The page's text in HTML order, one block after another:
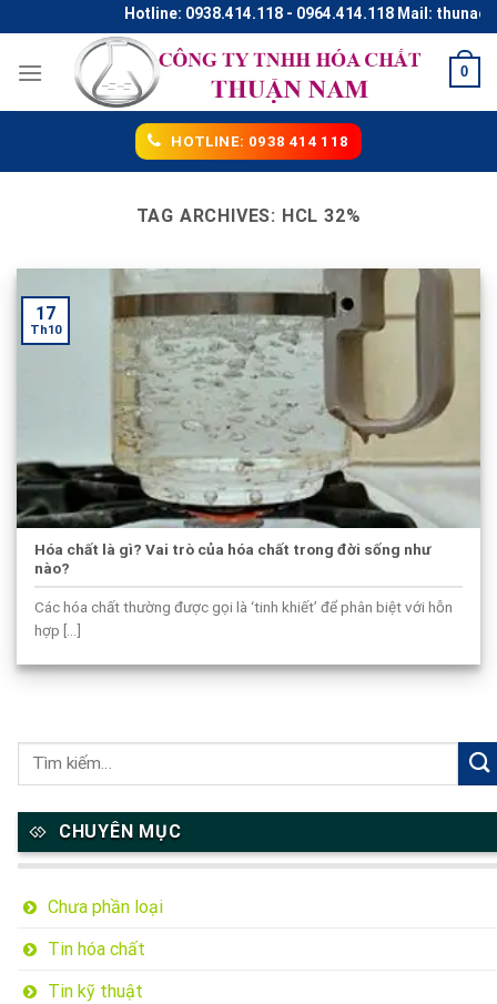
to
content
Hotline: 0938.414.118 - 0964.414.118 Mail:
0
HOTLINE: 0938 414 118
TAG ARCHIVES: HCL 32%
Hóa chất là gì? Vai trò của hóa chất trong đời sống như
nào?
Các hóa chất thường được gọi là ‘tinh khiết’ để phân biệt với hỗn
hợp [...]
17
Th10
CHUYÊN MỤC
Chưa phần loại
Tin hóa chất
Tin kỹ thuật